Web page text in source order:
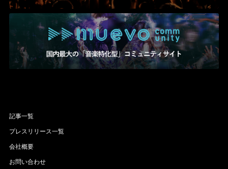
記事一覧
プレスリリース一覧
会社概要
お問い合わせ